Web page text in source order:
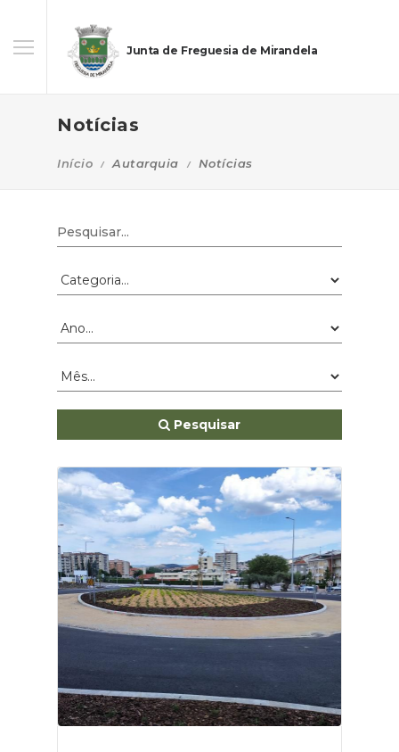
Junta de Freguesia de Mirandela
Notícias
Início Autarquia Notícias
Pesquisar